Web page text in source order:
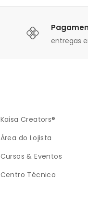
entregas
Kaisa Creators®
Área do Lojista
Cursos & Eventos
Centro Técnico